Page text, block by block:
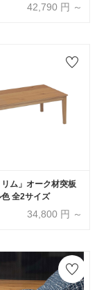
42,790 円 ～
ム」オーク材突板
全2サイズ
34,800 円 ～